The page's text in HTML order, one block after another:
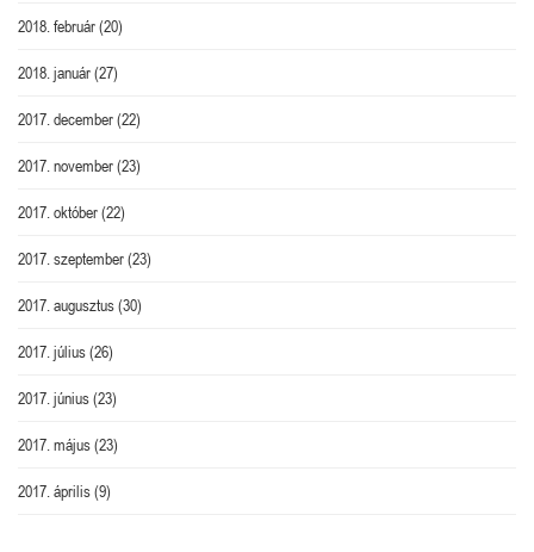
2018. február(20)
2018. január(27)
2017. december(22)
2017. november(23)
2017. október(22)
2017. szeptember(23)
2017. augusztus(30)
2017. július(26)
2017. június(23)
2017. május(23)
2017. április(9)